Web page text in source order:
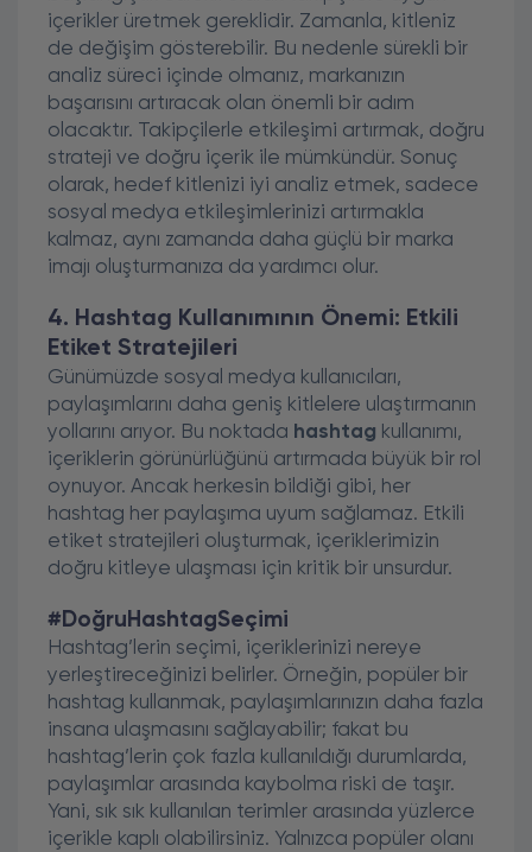
içerikler üretmek gereklidir. Zamanla, kitleniz
de değişim gösterebilir. Bu nedenle sürekli bir
analiz süreci içinde olmanız, markanızın
başarısını artıracak olan önemli bir adım
olacaktır. Takipçilerle etkileşimi artırmak, doğru
strateji ve doğru içerik ile mümkündür. Sonuç
olarak, hedef kitlenizi iyi analiz etmek, sadece
sosyal medya etkileşimlerinizi artırmakla
kalmaz, aynı zamanda daha güçlü bir marka
imajı oluşturmanıza da yardımcı olur.
4. Hashtag Kullanımının Önemi: Etkili
Etiket Stratejileri
Günümüzde sosyal medya kullanıcıları,
paylaşımlarını daha geniş kitlelere ulaştırmanın
yollarını arıyor. Bu noktada hashtag kullanımı,
içeriklerin görünürlüğünü artırmada büyük bir rol
oynuyor. Ancak herkesin bildiği gibi, her
hashtag her paylaşıma uyum sağlamaz. Etkili
etiket stratejileri oluşturmak, içeriklerimizin
doğru kitleye ulaşması için kritik bir unsurdur.
#DoğruHashtagSeçimi
Hashtag’lerin seçimi, içeriklerinizi nereye
yerleştireceğinizi belirler. Örneğin, popüler bir
hashtag kullanmak, paylaşımlarınızın daha fazla
insana ulaşmasını sağlayabilir; fakat bu
hashtag’lerin çok fazla kullanıldığı durumlarda,
paylaşımlar arasında kaybolma riski de taşır.
Yani, sık sık kullanılan terimler arasında yüzlerce
içerikle kaplı olabilirsiniz. Yalnızca popüler olanı